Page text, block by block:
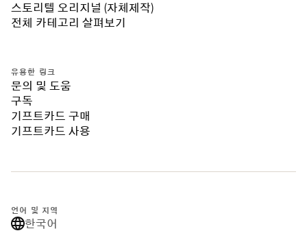
스토리텔 오리지널 (자체제작)
전체 카테고리 살펴보기
유용한 링크
문의 및 도움
구독
기프트카드 구매
기프트카드 사용
언어 및 지역
한국어